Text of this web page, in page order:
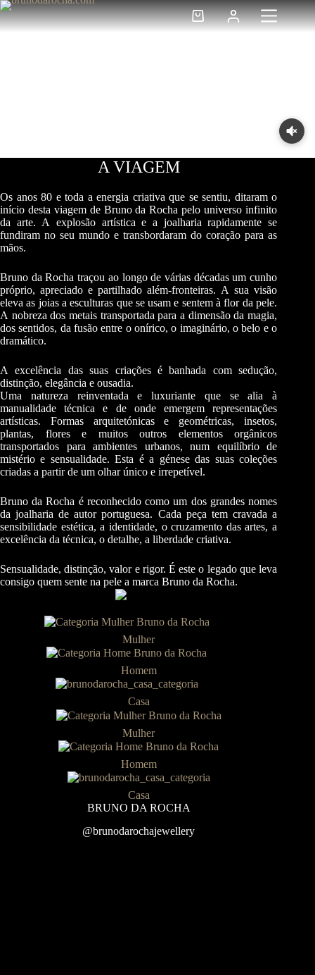
Pular
para
o
Carrinho
A VIAGEM
Os anos 80 e toda a energia criativa que se sentiu, ditaram o
início desta viagem de Bruno da Rocha pelo universo infinito
da arte. A explosão artística e a joalharia rapidamente se
fundiram no seu mundo e transbordaram do coração para as
mãos.
Bruno da Rocha traçou ao longo de várias décadas um cunho
próprio, apreciado e partilhado além-fronteiras. A sua visão
eleva as joias a esculturas que se usam e sentem à flor da pele.
A nobreza dos metais transportada para a dimensão da magia,
dos sentidos, da fusão entre o onírico, o imaginário, o belo e o
dramático.
A excelência das suas criações é banhada com sedução,
distinção, elegância e ousadia.
Uma natureza reinventada e luxuriante que se alia à
manualidade técnica e de onde emergem representações
artísticas. Formas arquitetónicas e geométricas, insetos,
plantas, flores e muitos outros elementos orgânicos
transportados para ambientes urbanos, num equilíbrio de
mistério e sensualidade. Esta é a génese das suas coleções
criadas a partir de um olhar único e irrepetível.
Bruno da Rocha é reconhecido como um dos grandes nomes
da joalharia de autor portuguesa. Cada peça tem cravada a
sensibilidade estética, a identidade, o cruzamento das artes, a
excelência da técnica, o detalhe, a liberdade criativa.
Sensualidade, distinção, valor e rigor. É este o legado que leva
consigo quem sente na pele a marca Bruno da Rocha.
Mulher
Homem
Casa
Mulher
Homem
Casa
BRUNO DA ROCHA
@brunodarochajewellery